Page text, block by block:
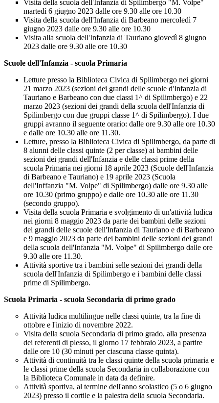
Visita della scuola dell'Infanzia di Spilimbergo "M. Volpe"
martedì 6 giugno 2023 dalle ore 9.30 alle ore 10.30
Visita della scuola dell'Infanzia di Barbeano mercoledì 7
giugno 2023 dalle ore 9.30 alle ore 10.30
Visita alla scuola dell'Infanzia di Tauriano giovedì 8 giugno
2023 dalle ore 9.30 alle ore 10.30
Scuole dell'Infanzia - scuola Primaria
Letture presso la Biblioteca Civica di Spilimbergo nei giorni
21 marzo 2023 (sezioni dei grandi delle scuole d'Infanzia di
Tauriano e Barbeano con due classi 1^ di Spilimbergo) e 22
marzo 2023 (sezioni dei grandi della scuola dell'Infanzia di
Spilimbergo con due gruppi classe 1^ di Spilimbergo). I due
gruppi avranno il seguente orario: dalle ore 9.30 alle ore 10.30
e dalle ore 10.30 alle ore 11.30.
Letture, presso la Biblioteca Civica di Spilimbergo, da parte di
8 alunni delle classi quinte (2 per classe) ai bambini delle
sezioni dei grandi dell'Infanzia e delle classi prime della
scuola Primaria nei giorni 18 aprile 2023 (Scuole dell'Infanzia
di Barbeano e Tauriano) e 19 aprile 2023 (Scuola
dell'Inffanzia "M. Volpe" di Spilimbergo) dalle ore 9.30 alle
ore 10.30 (primo gruppo) e dalle ore 10.30 alle ore 11.30
(secondo gruppo).
Visita della scuola Primaria e svolgimento di un'attività ludica
nei giorni 8 maggio 2023 da parte dei bambini delle sezioni
dei grandi delle scuole dell'Infanzia di Tauriano e di Barbeano
e 9 maggio 2023 da parte dei bambini delle sezioni dei grandi
della scuola dell'Infanzia "M. Volpe" di Spilimbergo dalle ore
9.30 alle ore 11.30.
Attività sportive tra i bambini selle sezioni dei grandi della
scuola dell'Infanzia di Spilimbergo e i bambini delle classi
prime di Spilimbergo.
Scuola Primaria - scuola Secondaria di primo grado
Attività ludica multilingue nelle classi quinte, tra la fine di
ottobre e l'inizio di novembre 2022.
Visita della scuola Secondaria di primo grado, alla presenza
dei referenti di plesso, il giorno 17 febbraio 2023, a partire
dalle ore 10 (30 minuti per ciascuna classe quinta).
Attività di continuità tra le classi quinte della scuola primaria e
le classi prime della scuola Secondaria in collaborazione con
la Biblioteca Comunale in data da definire.
Attività sportiva, al termine dell'anno scolastico (5 o 6 giugno
2023) presso il cortile e la palestra della scuola Secondaria.